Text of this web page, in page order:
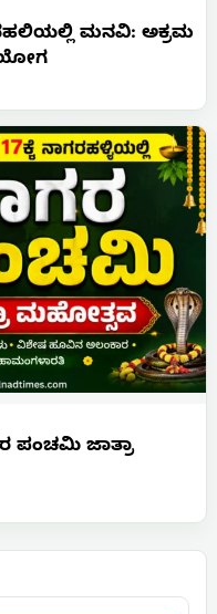
ಮನವಿ: ಅಕ್ರಮ
ಪಂಚಮಿ ಜಾತ್ರಾ